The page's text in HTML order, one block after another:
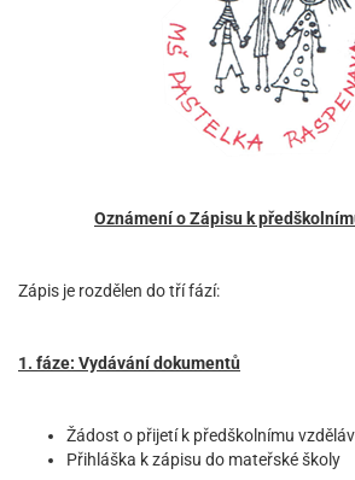
Oznámení o Zápisu k
Zápis je rozdělen do tří fází:
1. fáze: Vydávání dokumentů
Žádost o přijetí k předškolnímu
Přihláška k zápisu do mateřské školy